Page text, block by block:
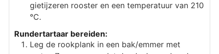
gietijzeren rooster en een temperatuur van 210
°C.
Rundertartaar bereiden:
Leg de rookplank in een bak/emmer met